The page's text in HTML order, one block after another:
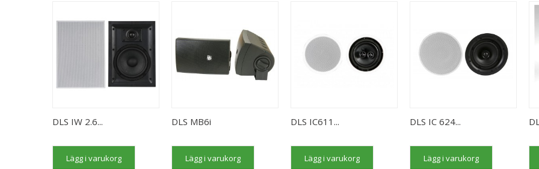
DLS IW 2.6...
Lägg i varukorg
DLS MB6i
Lägg i varukorg
DLS IC611...
Lägg i varukorg
DLS IC 624...
Lägg i varukorg